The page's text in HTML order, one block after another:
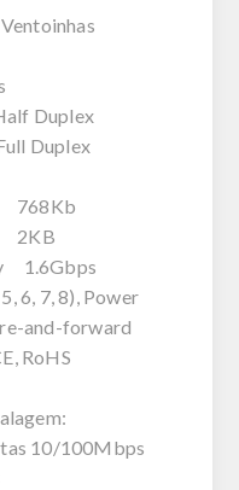
Duplex
Duplex
768Kb
2KB
1.6Gbps
6, 7, 8), Power
and-forward
RoHS
10/100Mbps